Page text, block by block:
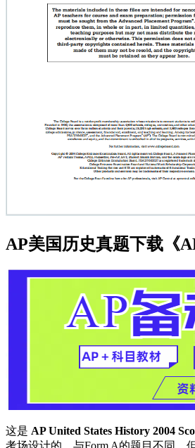
AP美国历史真题下载《
这是 AP United States History 2004
考场设计的，与Form A的题目不同，